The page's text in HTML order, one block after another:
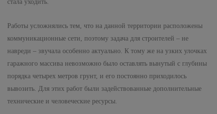
стала уходить.
Работы усложнялись тем, что на данной территории расположены
коммуникационные сети, поэтому задача для строителей – не
навреди – звучала особенно актуально. К тому же на узких улочках
гаражного массива невозможно было оставлять вынутый с глубины
порядка четырех метров грунт, и его постоянно приходилось
вывозить. Для этих работ были задействованные дополнительные
технические и человеческие ресурсы.